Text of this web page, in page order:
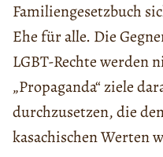
Familiengesetzbuch
Ehe für alle. Die
LGBT-Rechte werden
„Propaganda“ ziele
durchzusetzen, die
kasachischen Werten